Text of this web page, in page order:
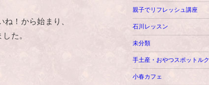
ね！ から始まり、
た。
親子でリフレッシュ講座
石川レッスン
未分類
手土産・おやつスポットルク
小春カフェ